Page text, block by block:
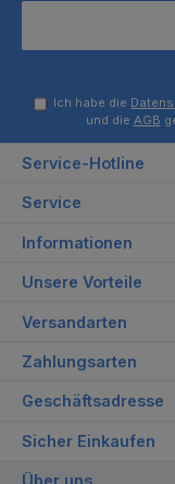
Ich habe die
und die AGB
Service-Hotline
Service
Informationen
Unsere Vorteile
Versandarten
Zahlungsarten
Geschäftsadresse
Sicher Einkaufen
Über uns